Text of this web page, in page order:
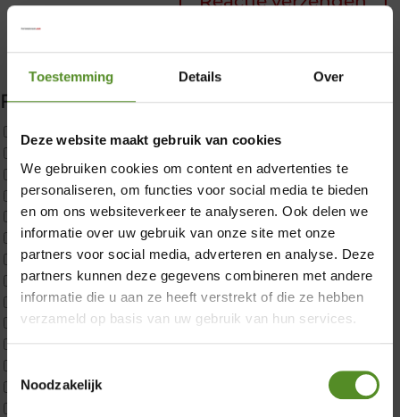
Toestemming Details Over
Deze website maakt gebruik van cookies
We gebruiken cookies om content en advertenties te
personaliseren, om functies voor social media te bieden
en om ons websiteverkeer te analyseren. Ook delen we
informatie over uw gebruik van onze site met onze
partners voor social media, adverteren en analyse. Deze
partners kunnen deze gegevens combineren met andere
informatie die u aan ze heeft verstrekt of die ze hebben
verzameld op basis van uw gebruik van hun services.
Noodzakelijk
Filter producten
Uncategorized
Custom
CustomBoxspring
ErkendMatras 1 Pers
ErkendMatras 2 Pers
ErkendMatras twijfelaar product
Matrassen
Matrastopper 10cm
p350 1 Pers
P650 1 pers Showroom Breda
×